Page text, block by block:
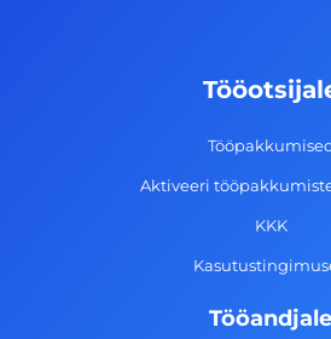
-
g
a
m
d
n
Aktiveeri
KKK
Tööandjale